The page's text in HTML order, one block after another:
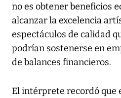
no es obtener beneficios
alcanzar la excelencia
espectáculos de calidad
podrían sostenerse en
de balances financieros.
El intérprete recordó que